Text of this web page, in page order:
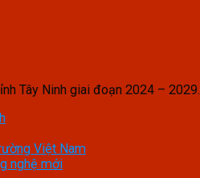
Tây Ninh giai đoạn 2024 – 2029.
Việt Nam
nghệ mới